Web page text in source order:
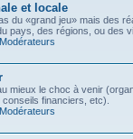
et locale
du «grand jeu» mais des
pays, des régions, ou des
Modérateurs
mieux le choc à venir
financiers, etc).
Modérateurs